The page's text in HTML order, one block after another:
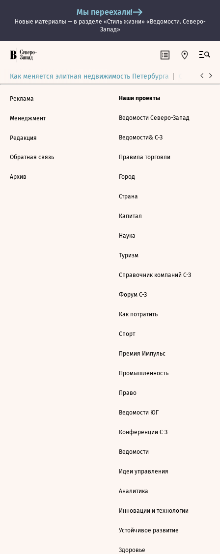
Мы переехали!
Новые материалы — в разделе «Стиль жизни» «Ведомости. Северо-
Запад»
Как меняется элитная недвижимость Петербурга Ситуация
Реклама
Менеджмент
Редакция
Обратная связь
Архив
Наши проекты
Ведомости Северо-Запад
Ведомости& С-З
Правила торговли
Город
Страна
Капитал
Наука
Туризм
Справочник компаний С-З
Форум С-З
Как потратить
Спорт
Премия Импульс
Промышленность
Право
Ведомости ЮГ
Конференции С-З
Ведомости
Идеи управления
Аналитика
Инновации и технологии
Устойчивое развитие
Здоровье